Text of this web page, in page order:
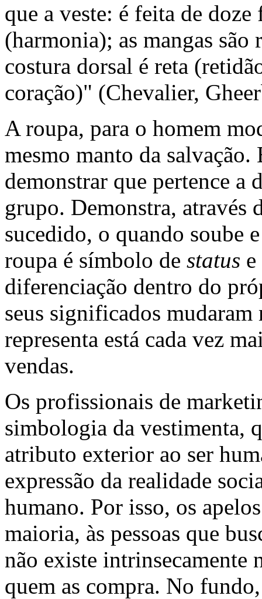
que a veste: é feita de
(harmonia); as mangas
costura dorsal é reta
coração)" (Chevalier,
A roupa, para o homem
mesmo manto da
demonstrar que pertence a
grupo. Demonstra, através
sucedido, o quando soube
roupa é símbolo de status
diferenciação dentro do
seus significados
representa está cada vez
vendas.
Os profissionais de
simbologia da vestimenta,
atributo exterior ao ser
expressão da realidade
humano. Por isso, os
maioria, às pessoas que
não existe intrinsecamente
quem as compra. No fundo,